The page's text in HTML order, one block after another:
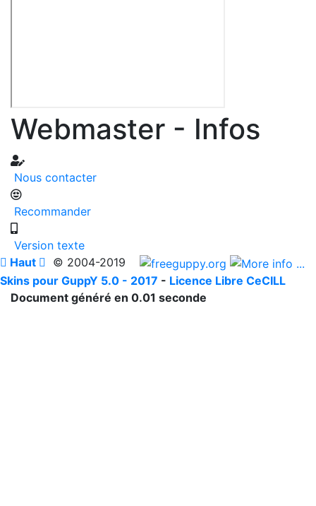
Webmaster - Infos
Nous contacter
Recommander
Version texte
 Haut  © 2004-2019
Skins pour GuppY 5.0 - 2017 - Licence Libre CeCILL
Document généré en 0.01 seconde